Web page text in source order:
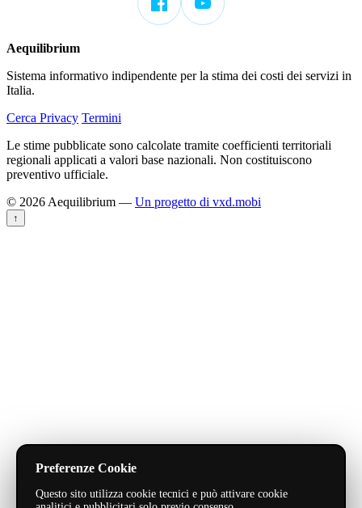
Aequilibrium
Sistema informativo indipendente per la stima dei costi dei servizi in
Italia.
Cerca Privacy Termini
Le stime pubblicate sono calcolate tramite coefficienti territoriali
regionali applicati a valori base nazionali. Non costituiscono
preventivo ufficiale.
© 2026 Aequilibrium — Un progetto di vxd.mobi
↑
Preferenze Cookie
Questo sito utilizza cookie tecnici e può attivare cookie